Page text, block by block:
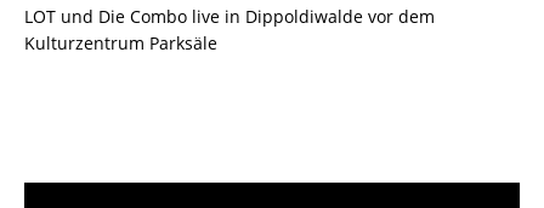
LOT und Die Combo live in Dippoldiwalde vor dem
Kulturzentrum Parksäle